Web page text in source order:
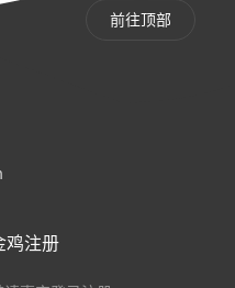
前往顶部
鸡注册